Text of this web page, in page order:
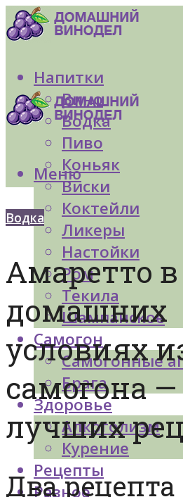
Напитки
Вино
Водка
Пиво
Коньяк
Виски
Коктейли
Ликеры
Настойки
Ром
Текила
Шампанское
Самогон
Самогонные
Брага
Здоровье
Алкоголизм
Курение
Рецепты
Разное
Меню
Водка
Амаретто в
домашних
условиях
самогона —
лучших
Два рецепта